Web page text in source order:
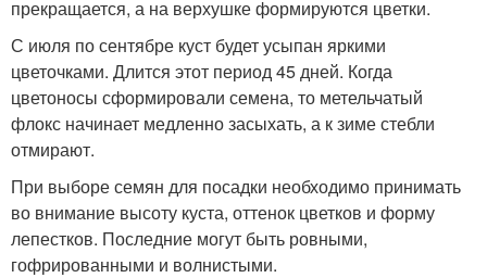
прекращается, а на верхушке формируются цветки.
С июля по сентябре куст будет усыпан яркими
цветочками. Длится этот период 45 дней. Когда
цветоносы сформировали семена, то метельчатый
флокс начинает медленно засыхать, а к зиме стебли
отмирают.
При выборе семян для посадки необходимо принимать
во внимание высоту куста, оттенок цветков и форму
лепестков. Последние могут быть ровными,
гофрированными и волнистыми.